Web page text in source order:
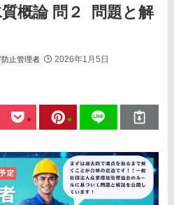
概論 問２ 問題と解
止管理者
2026年1月5日